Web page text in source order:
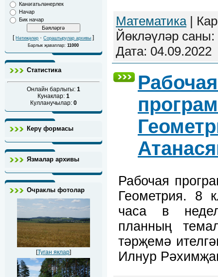
Канәгатьләнерлек
Начар
Бик начар
[Нәтиҗәләр ·Сораштырулар архивы ]
Барлык җаваплар:11000
Статистика
Онлайн барлыгы: 1
Кунаклар: 1
Кулланучылар: 0
Керү формасы
Язмалар архивы
Очраклы фотолар
[Туган яклар]
Математика|
Йөкләүләр
Дата: 04.09.2022
Рабочая
Геометрия. 8
часа в
планның
тәрҗемә
Илнур